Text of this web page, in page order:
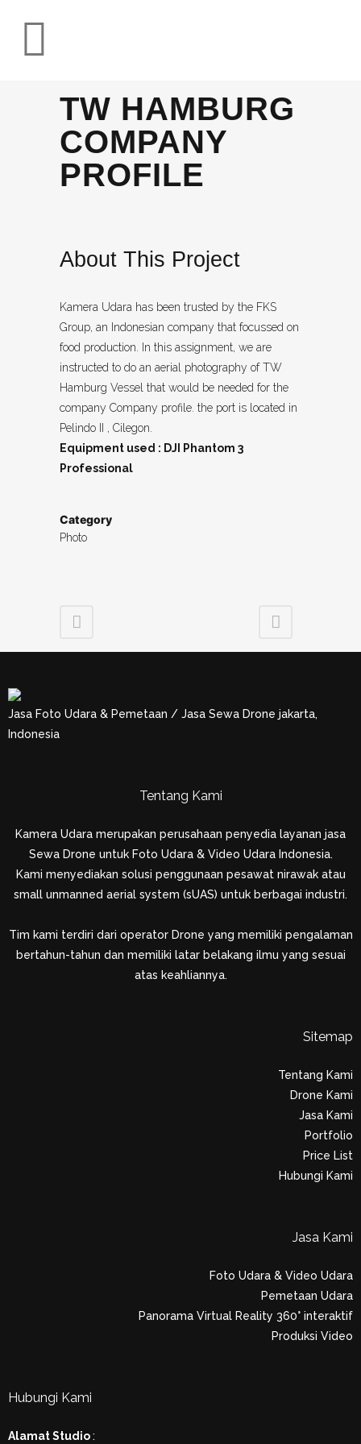
TW HAMBURG
COMPANY
PROFILE
About This Project
Kamera Udara has been trusted by the FKS
Group, an Indonesian company that focussed on
food production. In this assignment, we are
instructed to do an aerial photography of TW
Hamburg Vessel that would be needed for the
company Company profile. the port is located in
Pelindo II , Cilegon.
Equipment used : DJI Phantom 3
Professional
Category
Photo
Jasa Foto Udara & Pemetaan / Jasa Sewa Drone jakarta,
Indonesia
Tentang Kami
Kamera Udara merupakan perusahaan penyedia layanan jasa
Sewa Drone untuk Foto Udara & Video Udara Indonesia.
Kami menyediakan solusi penggunaan pesawat nirawak atau
small unmanned aerial system (sUAS) untuk berbagai industri.
Tim kami terdiri dari operator Drone yang memiliki pengalaman
bertahun-tahun dan memiliki latar belakang ilmu yang sesuai
atas keahliannya.
Sitemap
Tentang Kami
Drone Kami
Jasa Kami
Portfolio
Price List
Hubungi Kami
Jasa Kami
Foto Udara & Video Udara
Pemetaan Udara
Panorama Virtual Reality 360° interaktif
Produksi Video
Hubungi Kami
Alamat Studio: